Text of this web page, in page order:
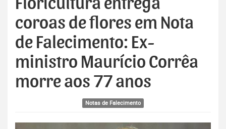
Floricultura entrega
coroas de flores em Nota
de Falecimento: Ex-
ministro Maurício Corrêa
morre aos 77 anos
Notas de Falecimento